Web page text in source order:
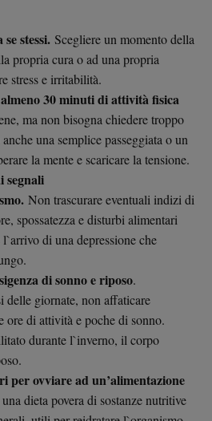
stessi. Scegliere un momento della
propria cura o ad una propria
stress e irritabilità.
30 minuti di attività fisica
ma non bisogna chiedere troppo
una semplice passeggiata o un
la mente e scaricare la tensione.
segnali
Non trascurare eventuali indizi di
spossatezza e disturbi alimentari
di una depressione che
di sonno e riposo.
delle giornate, non affaticare
ore di attività e poche di sonno.
durante l`inverno, il corpo
per ovviare ad un’alimentazione
dieta povera di sostanze nutritive